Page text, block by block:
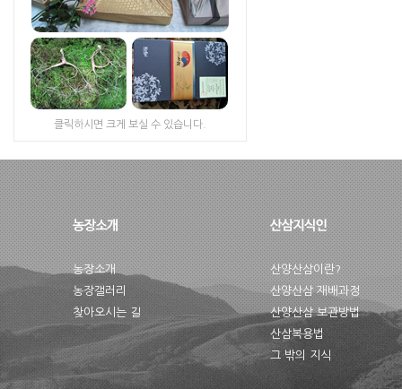
클릭하시면 크게 보실 수 있습니다.
농장소개
농장갤러리
찾아오시는 길
산양산삼이란?
산양산삼 재배과정
산양산삼 보관방법
산삼복용법
그 밖의 지식